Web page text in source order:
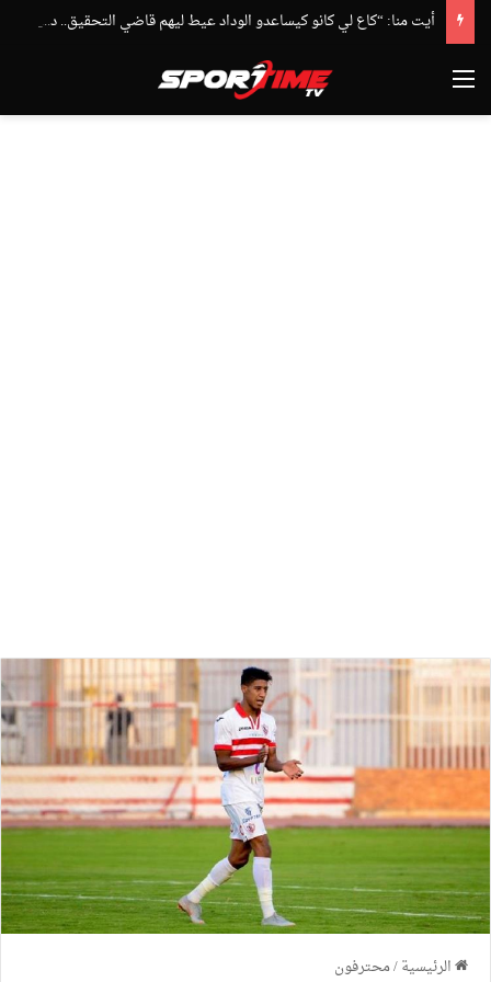
أيت منا: “كاع لي كانو كيساعدو الوداد عيط ليهم قاضي التحقيق.. دابا حتى شي واحد ما بقا باغي يعاون”
القائمة
الرئيسية/محترفون